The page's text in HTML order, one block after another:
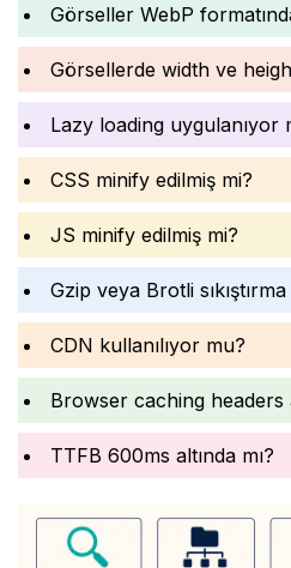
Görseller WebP
Görsellerde width ve
Lazy loading uygulanıyor
CSS minify edilmiş mi?
JS minify edilmiş mi?
Gzip veya Brotli
CDN kullanılıyor mu?
Browser caching headers
TTFB 600ms altında mı?